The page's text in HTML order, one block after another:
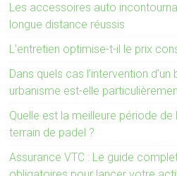
Les accessoires auto
longue distance réussis
L’entretien optimise-t-il le prix
Dans quels cas l’intervention d’un
urbanisme est-elle
Quelle est la meilleure période de
terrain de padel ?
Assurance VTC : Le guide